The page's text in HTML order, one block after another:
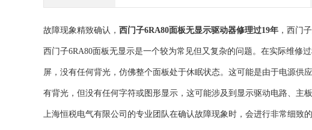
故障现象精致确认， 西门子6RA80面板无显示驱动器修理过19年 ，西门
西门子6RA80面板无显示是一个较为常见但又复杂的问题。在实际维修
屏，没有任何背光，仿佛整个面板处于休眠状态。这可能是由于电源供
有背光，但没有任何字符或图形显示，这可能涉及到显示驱动电路、主
上海恒税电气有限公司的专业团队在确认故障现象时，会进行非常细致